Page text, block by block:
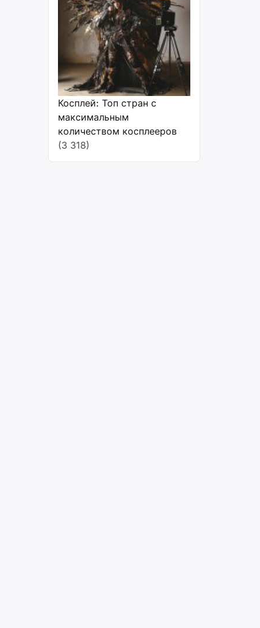
Косплей: Топ стран с
максимальным
количеством косплееров
(3 318)